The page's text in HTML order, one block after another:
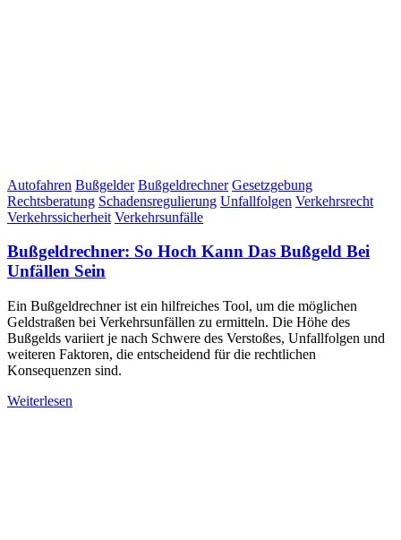
Autofahren Bußgelder Bußgeldrechner Gesetzgebung
Rechtsberatung Schadensregulierung Unfallfolgen Verkehrsrecht
Verkehrssicherheit Verkehrsunfälle
Bußgeldrechner: So Hoch Kann Das Bußgeld Bei
Unfällen Sein
Ein Bußgeldrechner ist ein hilfreiches Tool, um die möglichen
Geldstraßen bei Verkehrsunfällen zu ermitteln. Die Höhe des
Bußgelds variiert je nach Schwere des Verstoßes, Unfallfolgen und
weiteren Faktoren, die entscheidend für die rechtlichen
Konsequenzen sind.
Weiterlesen